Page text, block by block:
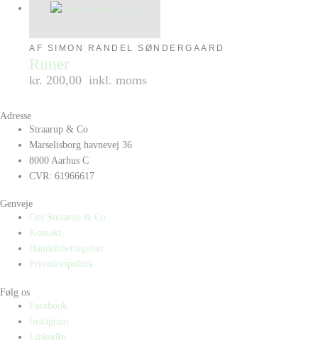
AF SIMON RANDEL SØNDERGAARD
Runer
kr. 200,00 inkl. moms
Adresse
Straarup & Co
Marselisborg havnevej 36
8000 Aarhus C
CVR: 61966617
Genveje
Om Straarup & Co
Kontakt
Handelsbetingelser
Privatlivspolitik
Følg os
Facebook
Instagram
LinkedIn